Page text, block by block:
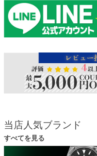
当店人気ブランド
すべてを見る